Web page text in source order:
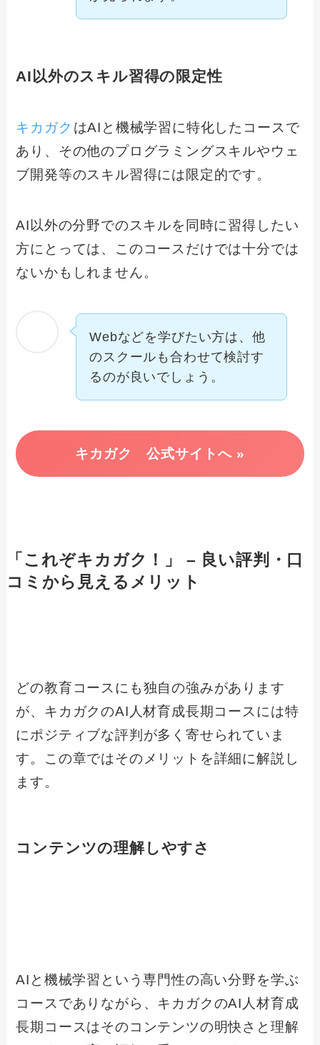
AI以外のスキル習得の限定性
キカガク はAIと機械学習に特化したコースで
あり、その他のプログラミングスキルやウェ
ブ開発等のスキル習得には限定的です。
AI以外の分野でのスキルを同時に習得したい
方にとっては、このコースだけでは十分では
ないかもしれません。
Webなどを学びたい方は、他
のスクールも合わせて検討す
るのが良いでしょう。
キカガク 公式サイトへ »
「これぞキカガク！」 – 良い評判・口
コミから見えるメリット
どの教育コースにも独自の強みがあります
が、キカガクのAI人材育成長期コースには特
にポジティブな評判が多く寄せられていま
す。この章ではそのメリットを詳細に解説し
ます。
コンテンツの理解しやすさ
AIと機械学習という専門性の高い分野を学ぶ
コースでありながら、キカガクのAI人材育成
長期コースはそのコンテンツの明快さと理解